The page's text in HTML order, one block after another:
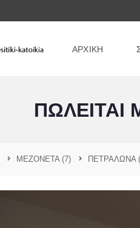
ΑΡΧΙΚΗ
ΜΕΖΟΝΕΤΑ (7) ΠΕΤΡΑΛΩΝΑ